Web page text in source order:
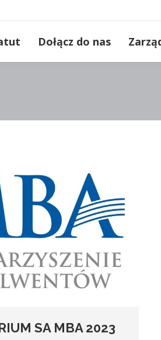
Dołącz do nas
SA MBA 2023